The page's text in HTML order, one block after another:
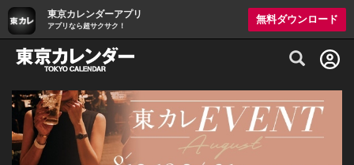
東京カレンダーアプリ
アプリなら超サクサク！
無料ダウンロード
グルメ情報・プレミアムレストラン予約